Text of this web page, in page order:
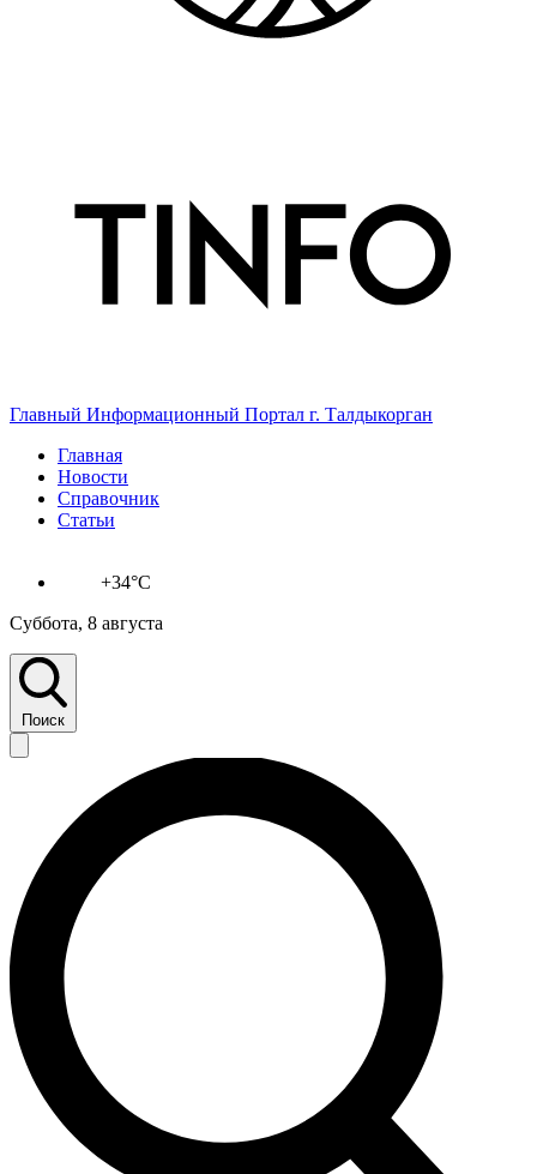
Главный Информационный Портал г. Талдыкорган
Главная
Новости
Справочник
Статьи
+34°C
Суббота, 8 августа
Поиск